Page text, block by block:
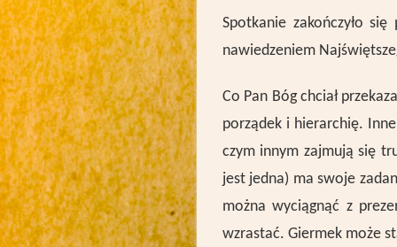
Spotkanie zakończyło
nawiedzeniem
Co Pan Bóg chciał
porządek i hierarchię.
czym innym zajmują się
jest jedna) ma swoje
można wyciągnąć z
wzrastać. Giermek może